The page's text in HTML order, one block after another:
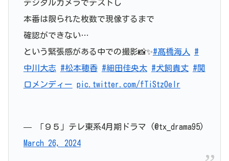
デジタルカメラでテストし
本番は限られた枚数で現像するまで
確認ができない…
という緊張感がある中での撮影📸✨#髙橋海人
#
中川大志
#松本穂香 #細田佳央太 #犬飼貴丈 #関
口メンディー pic.twitter.com/fTiStz0eIr
— 「９５」テレ東系4月期ドラマ (@tx_drama95)
March 26, 2024